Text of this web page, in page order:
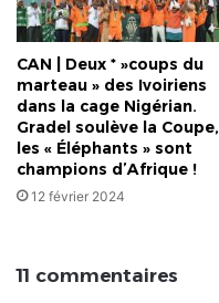
CAN | Deux * »coups du
marteau » des Ivoiriens
dans la cage Nigérian.
Gradel soulève la Coupe,
les « Éléphants » sont
champions d’Afrique !
12 février 2024
11 commentaires